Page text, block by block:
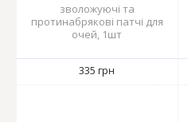
зволожуючі та
протинабрякові патчі для
очей, 1шт
335 грн